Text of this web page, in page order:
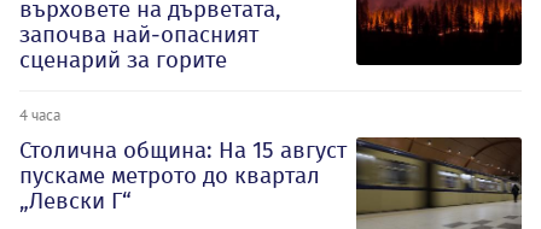
върховете на дърветата,
започва най-опасният
сценарий за горите
4 часа
Столична община: На 15 август
пускаме метрото до квартал
„Левски Г“